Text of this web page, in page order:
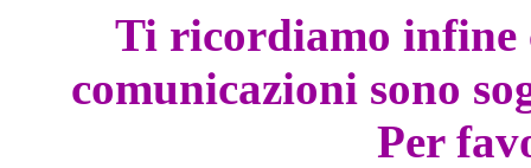
Ti ricordiamo infine
comunicazioni sono
Per